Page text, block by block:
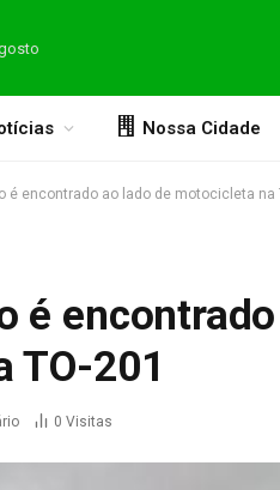
Nossa Cidade
é encontrado ao lado de motocicleta na
é
TO-201
0 Visitas